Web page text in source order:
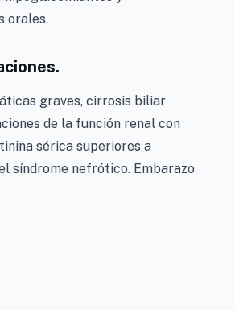
orales.
graves, cirrosis biliar
de la función renal con
sérica superiores a
síndrome nefrótico. Embarazo